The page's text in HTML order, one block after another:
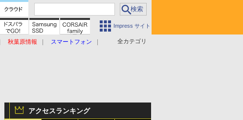
Impress サイト
全カテゴリ
秋葉原情報
スマートフォン
アクセスランキング